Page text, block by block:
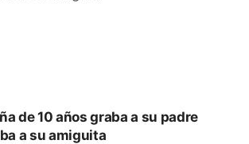
de 10 años graba a su padre
a su amiguita